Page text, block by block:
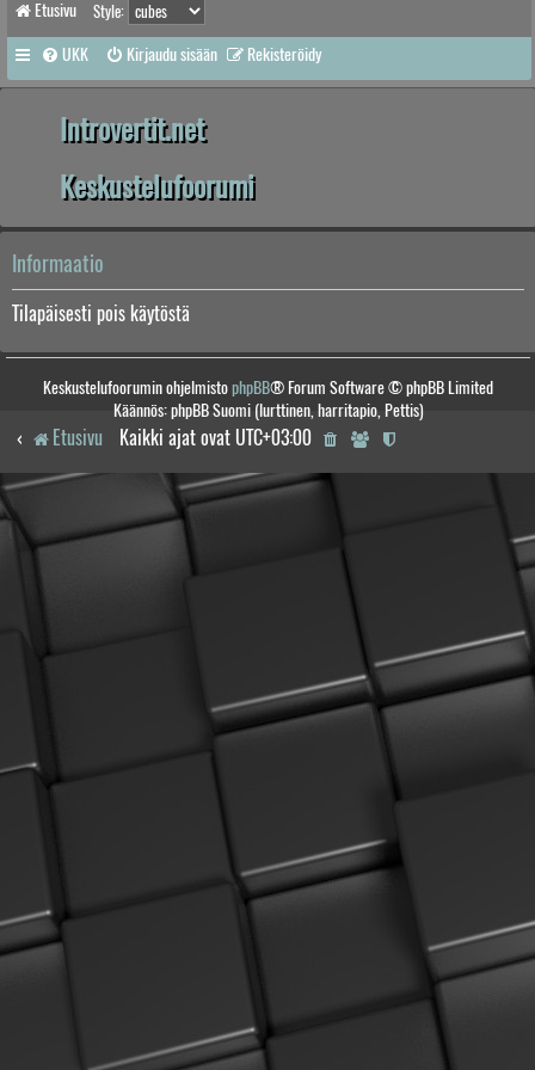
Etusivu Style:
UKK Kirjaudu sisään Rekisteröidy
Introvertit.net
Keskustelufoorumi
Informaatio
Tilapäisesti pois käytöstä
Keskustelufoorumin ohjelmistophpBB® Forum Software © phpBB Limited
Käännös: phpBB Suomi (lurttinen, harritapio, Pettis)
Etusivu Kaikki ajat ovat UTC+03:00